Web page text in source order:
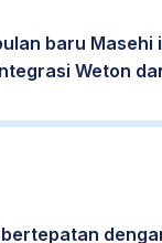
baru Masehi
Weton